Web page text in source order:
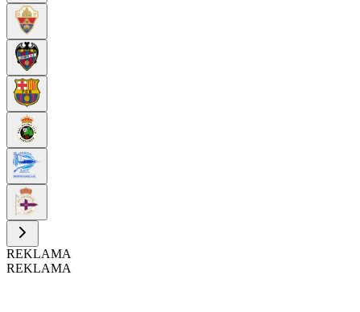
REKLAMA
REKLAMA